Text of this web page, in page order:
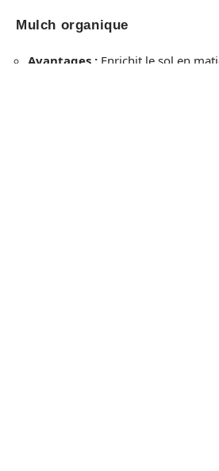
Mulch organique
Avantages : Enrichit le sol en